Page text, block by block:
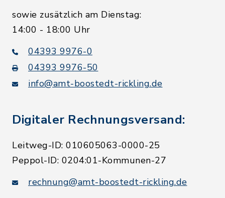
sowie zusätzlich am Dienstag:
14:00 - 18:00 Uhr
04393 9976-0
04393 9976-50
info@amt-boostedt-rickling.de
Digitaler Rechnungsversand:
Leitweg-ID: 010605063-0000-25
Peppol-ID: 0204:01-Kommunen-27
rechnung@amt-boostedt-rickling.de